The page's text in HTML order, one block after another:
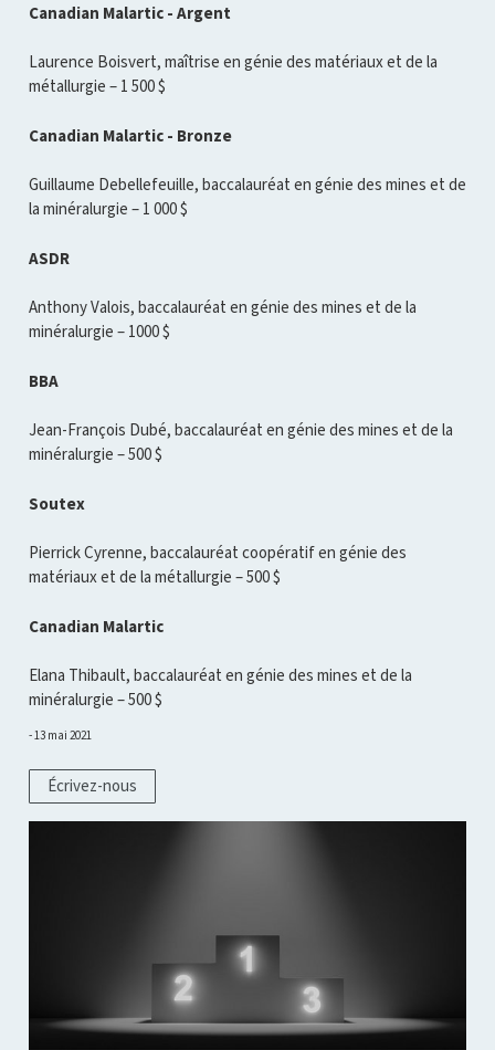
Canadian Malartic - Argent
Laurence Boisvert, maîtrise en génie des matériaux et de la
métallurgie – 1 500 $
Canadian Malartic - Bronze
Guillaume Debellefeuille, baccalauréat en génie des mines et de
la minéralurgie – 1 000 $
ASDR
Anthony Valois, baccalauréat en génie des mines et de la
minéralurgie – 1000 $
BBA
Jean-François Dubé, baccalauréat en génie des mines et de la
minéralurgie – 500 $
Soutex
Pierrick Cyrenne, baccalauréat coopératif en génie des
matériaux et de la métallurgie – 500 $
Canadian Malartic
Elana Thibault, baccalauréat en génie des mines et de la
minéralurgie – 500 $
13 mai 2021
Écrivez-nous